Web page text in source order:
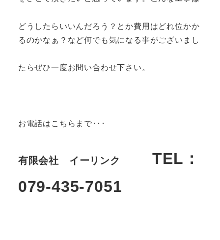
どうしたらいいんだろう？とか費用はどれ位かか
るのかなぁ？など何でも気になる事がございまし
たらぜひ一度お問い合わせ下さい。
お電話はこちらまで･･･
有限会社 イーリンク
TEL：
079-435-7051